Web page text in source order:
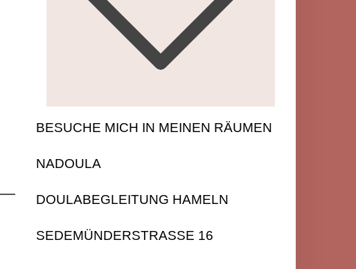
BESUCHE MICH IN MEINEN RÄUMEN
NADOULA
DOULABEGLEITUNG HAMELN
SEDEMÜNDERSTRASSE 16